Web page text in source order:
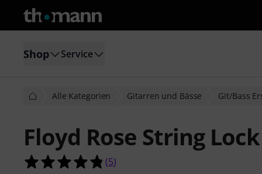
Shop Service
Alle Kategorien Gitarren und Bässe Git/Bass
Floyd Rose String
4.8 von 5 Sternen aus 5
(5)